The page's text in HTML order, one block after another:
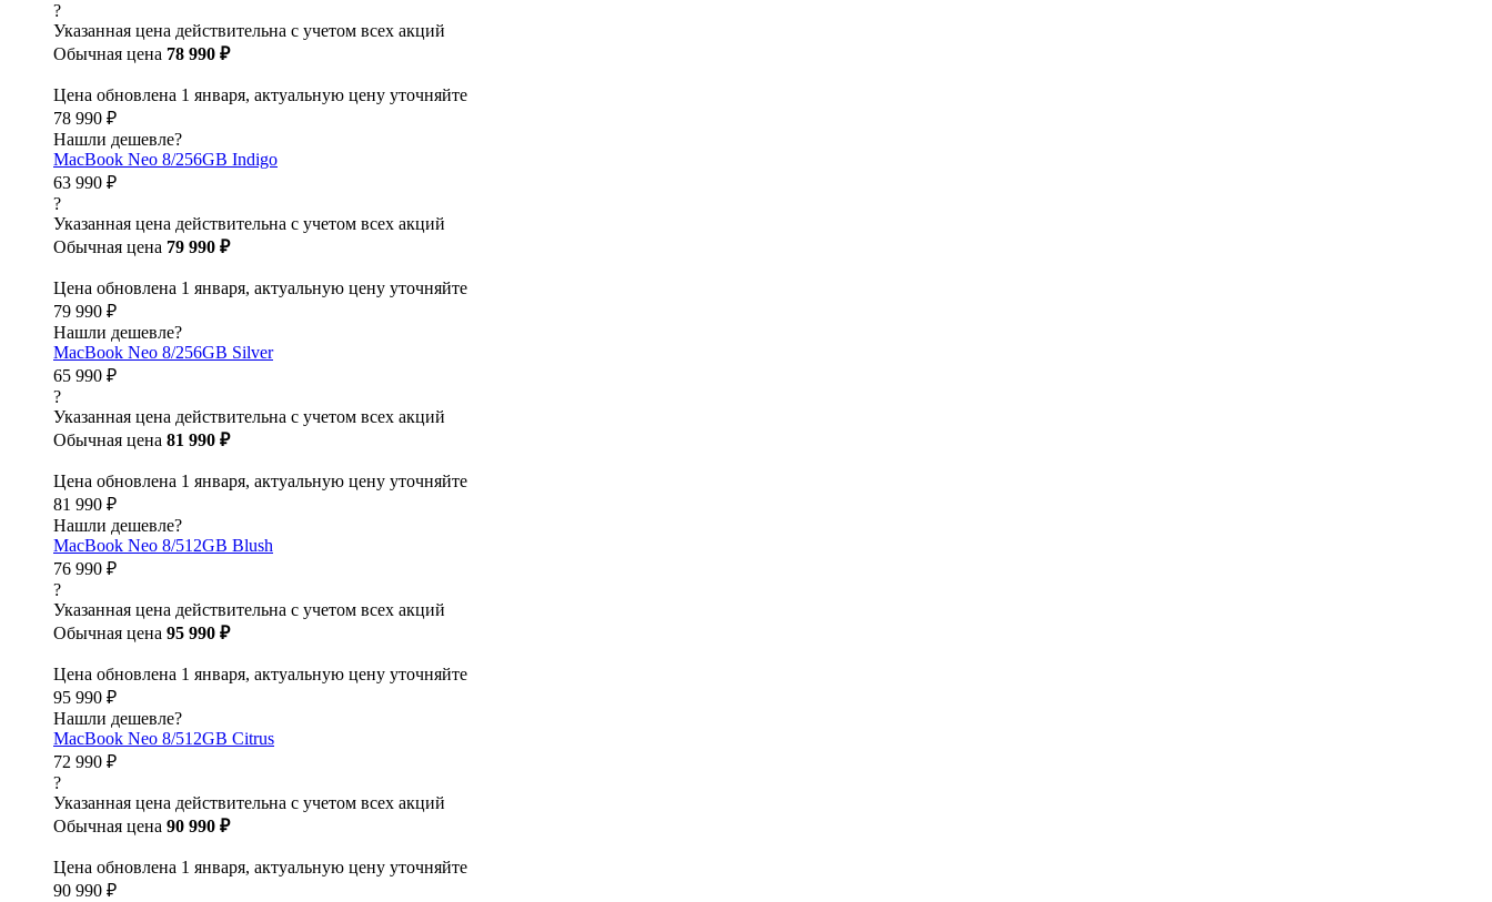
?
Указанная цена действительна с учетом всех акций
Обычная цена 78 990 ₽
Цена обновлена 1 января, актуальную цену уточняйте
78 990 ₽
Нашли дешевле?
MacBook Neo 8/256GB Indigo
63 990 ₽
?
Указанная цена действительна с учетом всех акций
Обычная цена 79 990 ₽
Цена обновлена 1 января, актуальную цену уточняйте
79 990 ₽
Нашли дешевле?
MacBook Neo 8/256GB Silver
65 990 ₽
?
Указанная цена действительна с учетом всех акций
Обычная цена 81 990 ₽
Цена обновлена 1 января, актуальную цену уточняйте
81 990 ₽
Нашли дешевле?
MacBook Neo 8/512GB Blush
76 990 ₽
?
Указанная цена действительна с учетом всех акций
Обычная цена 95 990 ₽
Цена обновлена 1 января, актуальную цену уточняйте
95 990 ₽
Нашли дешевле?
MacBook Neo 8/512GB Citrus
72 990 ₽
?
Указанная цена действительна с учетом всех акций
Обычная цена 90 990 ₽
Цена обновлена 1 января, актуальную цену уточняйте
90 990 ₽